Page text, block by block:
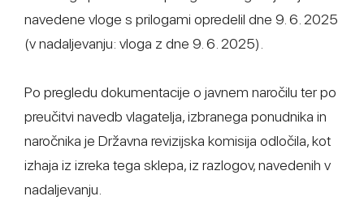
navedene vloge s prilogami opredelil dne 9. 6. 2025
(v nadaljevanju: vloga z dne 9. 6. 2025).
Po pregledu dokumentacije o javnem naročilu ter po
preučitvi navedb vlagatelja, izbranega ponudnika in
naročnika je Državna revizijska komisija odločila, kot
izhaja iz izreka tega sklepa, iz razlogov, navedenih v
nadaljevanju.